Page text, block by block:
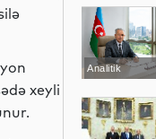
xeyli
Analitik